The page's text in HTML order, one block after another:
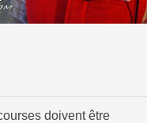
doivent être